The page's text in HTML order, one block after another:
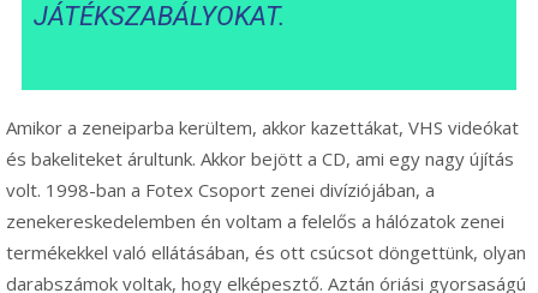
JÁTÉKSZABÁLYOKAT.
Amikor a zeneiparba kerültem, akkor kazettákat, VHS videókat
és bakeliteket árultunk. Akkor bejött a CD, ami egy nagy újítás
volt. 1998-ban a Fotex Csoport zenei divíziójában, a
zenekereskedelemben én voltam a felelős a hálózatok zenei
termékekkel való ellátásában, és ott csúcsot döngettünk, olyan
darabszámok voltak, hogy elképesztő. Aztán óriási gyorsaságú